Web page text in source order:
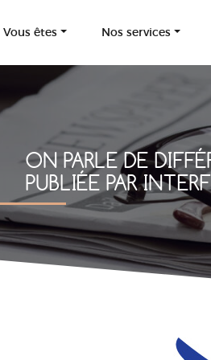
Vous êtes Nos services
ON PARLE DE
PUBLIÉE PAR